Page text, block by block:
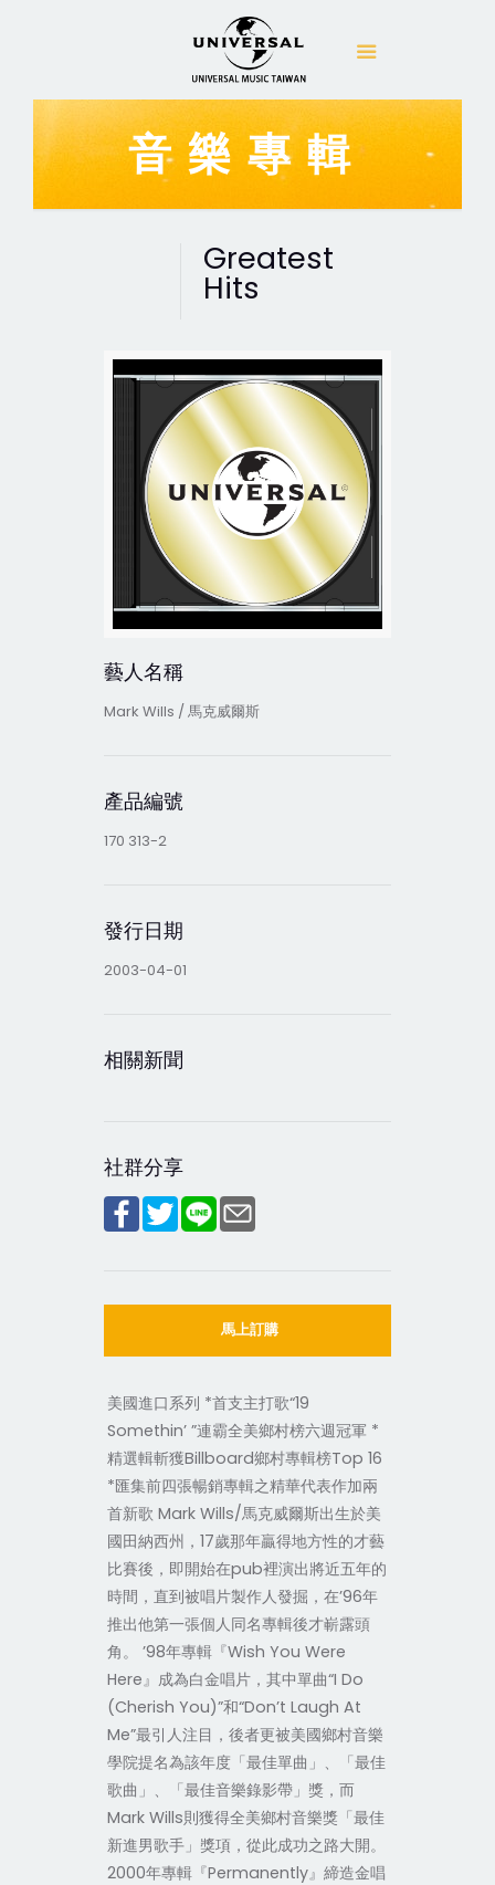
音樂專輯
Greatest
Hits
藝人名稱
Mark Wills / 馬克威爾斯
產品編號
170 313-2
發行日期
2003-04-01
相關新聞
社群分享
馬上訂購
美國進口系列 *首支主打歌“19
Somethin’ ”連霸全美鄉村榜六週冠軍 *
精選輯斬獲Billboard鄉村專輯榜Top 16
*匯集前四張暢銷專輯之精華代表作加兩
首新歌 Mark Wills/馬克威爾斯出生於美
國田納西州，17歲那年贏得地方性的才藝
比賽後，即開始在pub裡演出將近五年的
時間，直到被唱片製作人發掘，在’96年
推出他第一張個人同名專輯後才嶄露頭
角。 ’98年專輯『Wish You Were
Here』成為白金唱片，其中單曲“I Do
(Cherish You)”和“Don’t Laugh At
Me”最引人注目，後者更被美國鄉村音樂
學院提名為該年度「最佳單曲」、「最佳
歌曲」、「最佳音樂錄影帶」獎，而
Mark Wills則獲得全美鄉村音樂獎「最佳
新進男歌手」獎項，從此成功之路大開。
2000年專輯『Permanently』締造金唱